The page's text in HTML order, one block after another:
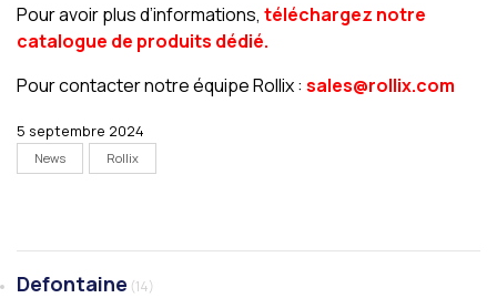
Pour avoir plus d’informations, téléchargez notre
catalogue de produits dédié.
Pour contacter notre équipe Rollix : sales@rollix.com
5 septembre 2024
News Rollix
Defontaine (14)